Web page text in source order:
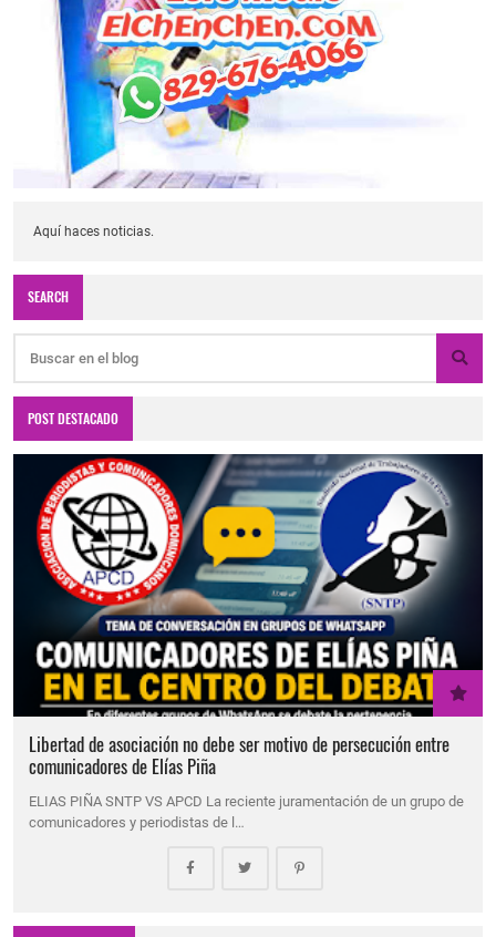
Aquí haces noticias.
SEARCH
POST DESTACADO
Libertad de asociación no debe ser motivo de persecución entre
comunicadores de Elías Piña
ELIAS PIÑA SNTP VS APCD La reciente juramentación de un grupo de
comunicadores y periodistas de l…